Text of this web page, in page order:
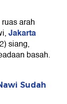
arah
Jakarta
siang,
basah.
Sudah